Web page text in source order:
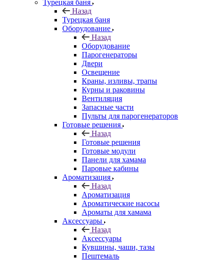
Турецкая баня
Назад
Турецкая баня
Оборудование
Назад
Оборудование
Парогенераторы
Двери
Освещение
Краны, изливы, трапы
Курны и раковины
Вентиляция
Запасные части
Пульты для парогенераторов
Готовые решения
Назад
Готовые решения
Готовые модули
Панели для хамама
Паровые кабины
Ароматизация
Назад
Ароматизация
Ароматические насосы
Ароматы для хамама
Аксессуары
Назад
Аксессуары
Кувшины, чаши, тазы
Пештемаль